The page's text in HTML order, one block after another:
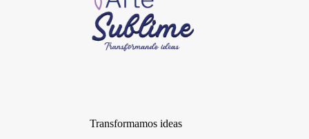
Transformamos ideas